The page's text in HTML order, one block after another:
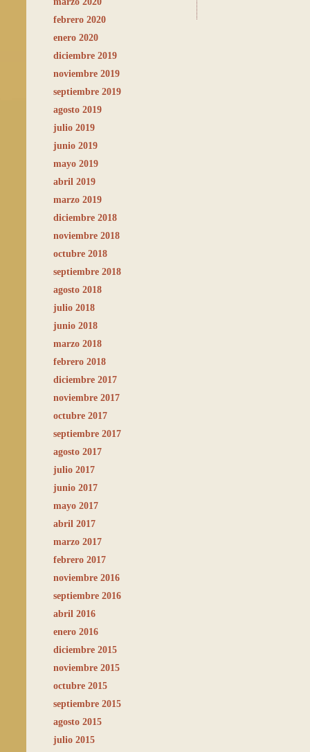
febrero 2020
enero 2020
diciembre 2019
noviembre 2019
septiembre 2019
agosto 2019
julio 2019
junio 2019
mayo 2019
abril 2019
marzo 2019
diciembre 2018
noviembre 2018
octubre 2018
septiembre 2018
agosto 2018
julio 2018
junio 2018
marzo 2018
febrero 2018
diciembre 2017
noviembre 2017
octubre 2017
septiembre 2017
agosto 2017
julio 2017
junio 2017
mayo 2017
abril 2017
marzo 2017
febrero 2017
noviembre 2016
septiembre 2016
abril 2016
enero 2016
diciembre 2015
noviembre 2015
octubre 2015
septiembre 2015
agosto 2015
julio 2015